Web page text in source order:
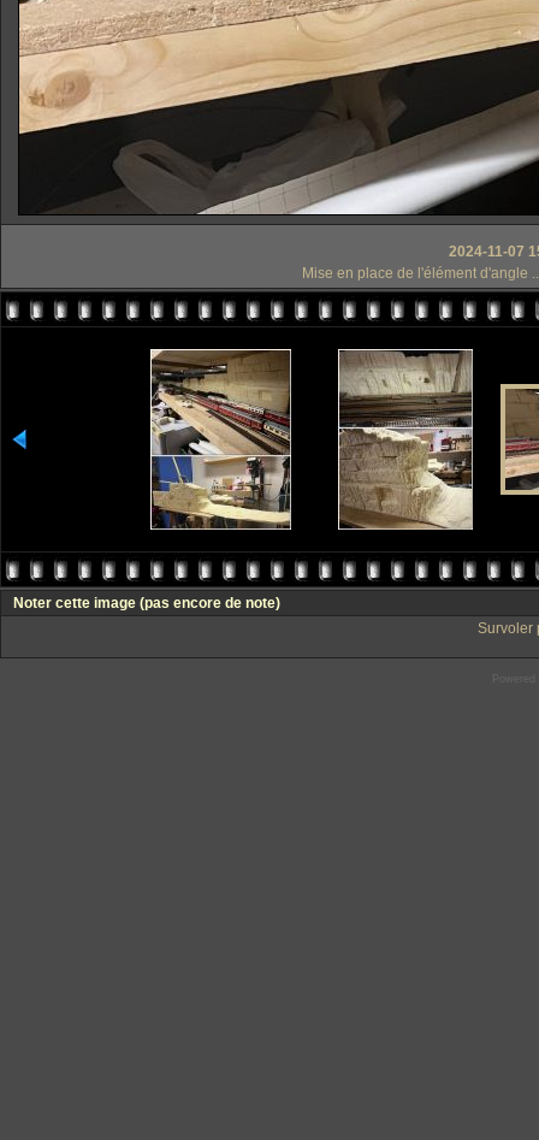
2024-11-07
Mise en place de l'élément d'angle
Noter cette image (pas encore de note)
Survoler